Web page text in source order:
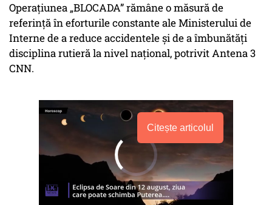
Operațiunea „BLOCADA” rămâne o măsură de
referință în eforturile constante ale Ministerului de
Interne de a reduce accidentele și de a îmbunătăți
disciplina rutieră la nivel național, potrivit Antena 3
CNN.
Citește articolul